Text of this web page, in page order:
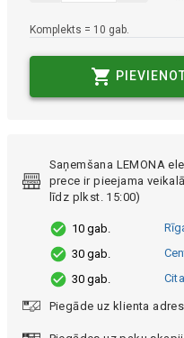
Komplekts = 10 gab.
Saņemšana LEMONA
prece ir pieejama
līdz plkst. 15:00)
10 gab.
30 gab.
30 gab.
Piegāde uz klienta